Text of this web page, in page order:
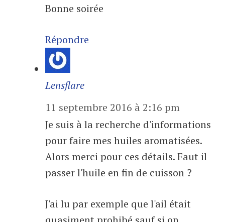
Bonne soirée
Répondre
Lensflare
11 septembre 2016 à 2:16 pm
Je suis à la recherche d'informations
pour faire mes huiles aromatisées.
Alors merci pour ces détails. Faut il
passer l'huile en fin de cuisson ?
J'ai lu par exemple que l'ail était